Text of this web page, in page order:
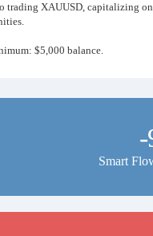
trading XAUUSD, capitalizing
$5,000 balance.